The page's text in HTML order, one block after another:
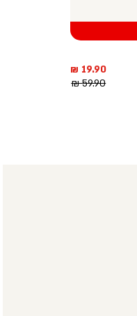
מחיר
מוצר
19.90 ₪
מחיר
59.90 ₪